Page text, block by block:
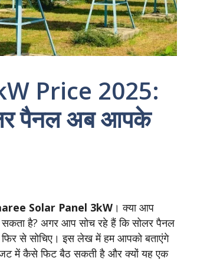
Price 2025:
पैनल अब आपके
Solar Panel 3kW । क्या आप
है? अगर आप सोच रहे हैं कि सोलर पैनल
फिर से सोचिए। इस लेख में हम आपको बताएंगे
में कैसे फिट बैठ सकती है और क्यों यह एक